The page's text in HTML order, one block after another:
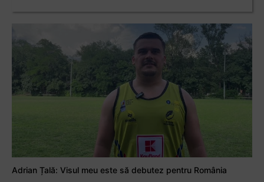
Adrian Țală: Visul meu este să debutez pentru România